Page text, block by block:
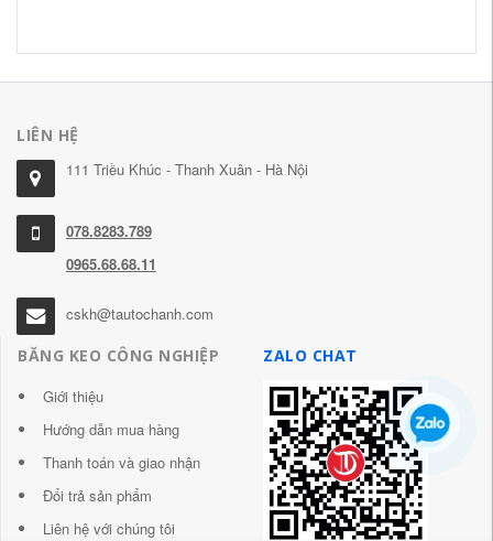
LIÊN HỆ
111 Triều Khúc - Thanh Xuân - Hà Nội
078.8283.789
0965.68.68.11
cskh@tautochanh.com
BĂNG KEO CÔNG NGHIỆP
Giới thiệu
Hướng dẫn mua hàng
Thanh toán và giao nhận
Đổi trả sản phẩm
Liên hệ với chúng tôi
ZALO CHAT